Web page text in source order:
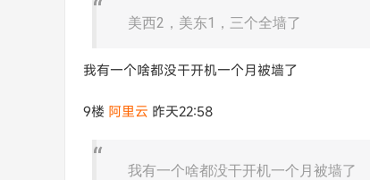
美西2，美东1，三个全墙了
我有一个啥都没干开机一个月被墙了
9楼 阿里云 昨天22:58
我有一个啥都没干开机一个月被墙了